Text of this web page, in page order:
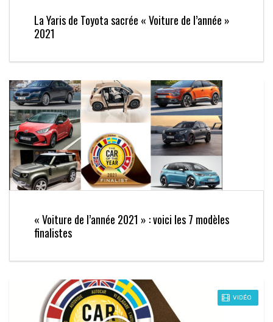
La Yaris de Toyota sacrée « Voiture de l’année »
2021
« Voiture de l’année 2021 » : voici les 7 modèles
finalistes
VIDÉO